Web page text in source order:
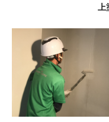
上